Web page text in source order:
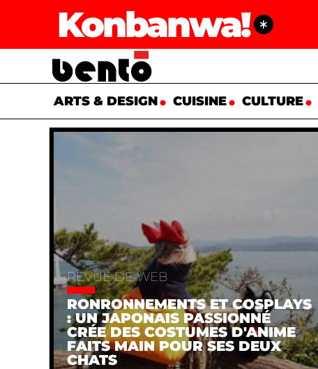
Konbanwa!
ARTS & DESIGN CUISINE CULTURE
REVUE DE WEB
RONRONNEMENTS ET COSPLAYS
: UN JAPONAIS PASSIONNÉ
CRÉE DES COSTUMES D'ANIME
FAITS MAIN POUR SES DEUX
CHATS